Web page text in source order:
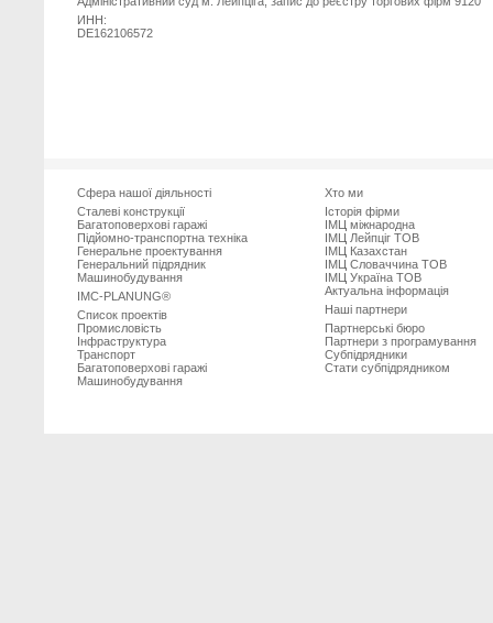
ИНН:
DE162106572
Сфера нашої діяльності
Сталеві конструкції
Багатоповерхові гаражі
Підйомно-транспортна техніка
Генеральне проектування
Генеральний підрядник
Машинобудування
IMC-PLANUNG®
Список проектів
Промисловість
Iнфраструктура
Транспорт
Багатоповерхові гаражі
Машинобудування
Хто ми
Історія фірми
ІМЦ міжнародна
ІМЦ Лейпцiг ТОВ
ІМЦ Казахстан
ІМЦ Словаччина ТОВ
ІМЦ Україна ТОВ
Актуальна інформація
Наші партнери
Партнерські бюро
Партнери з програмування
Субпiдрядники
Стати субпідрядником